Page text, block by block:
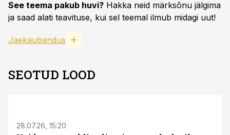
See teema pakub huvi? Hakka neid märksõnu jälgima
ja saad alati teavituse, kui sel teemal ilmub midagi uut!
Jaekaubandus
SEOTUD LOOD
28.07.26, 15:20